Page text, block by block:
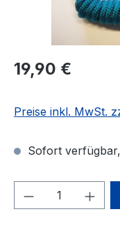
Regulärer Preis:
19,90 €
Preise inkl. MwSt.
Sofort
Produkt